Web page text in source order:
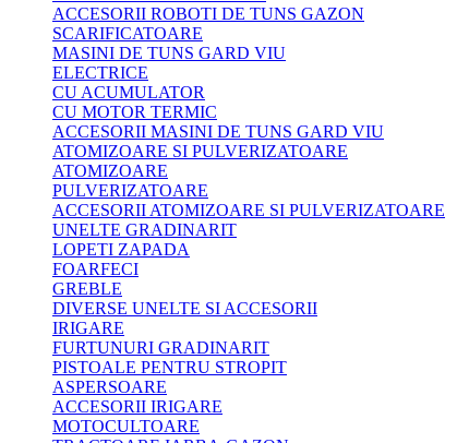
ACCESORII ROBOTI DE TUNS GAZON
SCARIFICATOARE
MASINI DE TUNS GARD VIU
ELECTRICE
CU ACUMULATOR
CU MOTOR TERMIC
ACCESORII MASINI DE TUNS GARD VIU
ATOMIZOARE SI PULVERIZATOARE
ATOMIZOARE
PULVERIZATOARE
ACCESORII ATOMIZOARE SI PULVERIZATOARE
UNELTE GRADINARIT
LOPETI ZAPADA
FOARFECI
GREBLE
DIVERSE UNELTE SI ACCESORII
IRIGARE
FURTUNURI GRADINARIT
PISTOALE PENTRU STROPIT
ASPERSOARE
ACCESORII IRIGARE
MOTOCULTOARE